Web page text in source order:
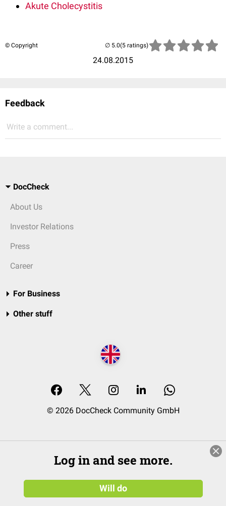
Akute Cholecystitis
© Copyright
24.08.2015
(5 ratings)
Feedback
Write a comment...
DocCheck
About Us
Investor Relations
Press
Career
For Business
Other stuff
© 2026 DocCheck Community GmbH
Log in and see more.
Will do